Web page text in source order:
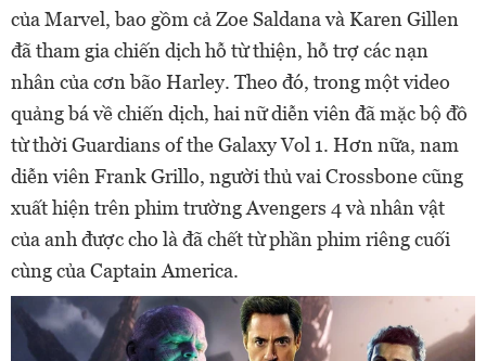
của Marvel, bao gồm cả Zoe Saldana và Karen Gillen
đã tham gia chiến dịch hỗ từ thiện, hỗ trợ các nạn
nhân của cơn bão Harley. Theo đó, trong một video
quảng bá về chiến dịch, hai nữ diễn viên đã mặc bộ đồ
từ thời Guardians of the Galaxy Vol 1. Hơn nữa, nam
diễn viên Frank Grillo, người thủ vai Crossbone cũng
xuất hiện trên phim trường Avengers 4 và nhân vật
của anh được cho là đã chết từ phần phim riêng cuối
cùng của Captain America.